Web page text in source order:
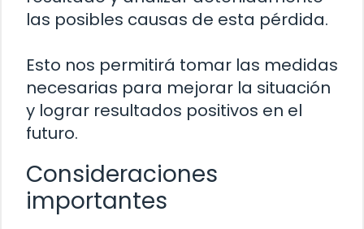
las posibles causas de esta pérdida.
Esto nos permitirá tomar las medidas
necesarias para mejorar la situación
y lograr resultados positivos en el
futuro.
Consideraciones
importantes